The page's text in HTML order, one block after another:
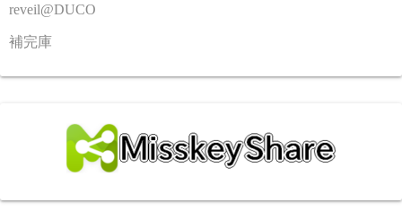
reveil@DUCO
補完庫